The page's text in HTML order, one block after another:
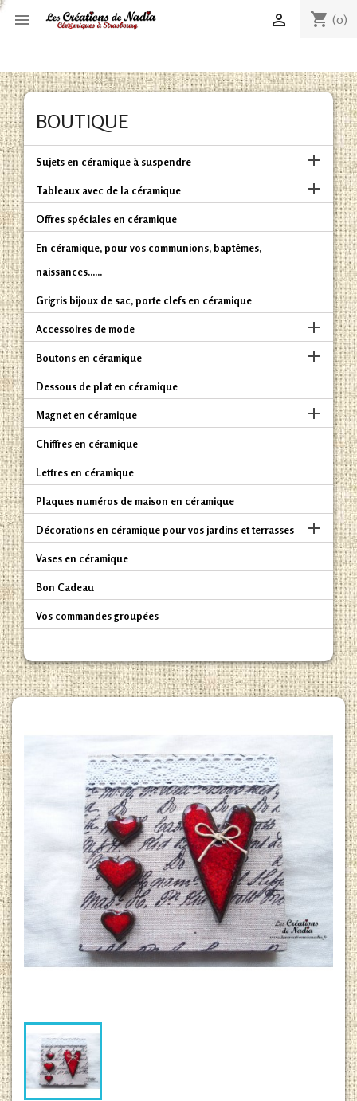
 shopping_cart (0)

BOUTIQUE
Sujets en céramique à suspendre 
Tableaux avec de la céramique 
Offres spéciales en céramique
En céramique, pour vos communions, baptêmes,
naissances......
Grigris bijoux de sac, porte clefs en céramique
Accessoires de mode 
Boutons en céramique 
Dessous de plat en céramique
Magnet en céramique 
Chiffres en céramique
Lettres en céramique
Plaques numéros de maison en céramique
Décorations en céramique pour vos jardins et terrasses 
Vases en céramique
Bon Cadeau
Vos commandes groupées